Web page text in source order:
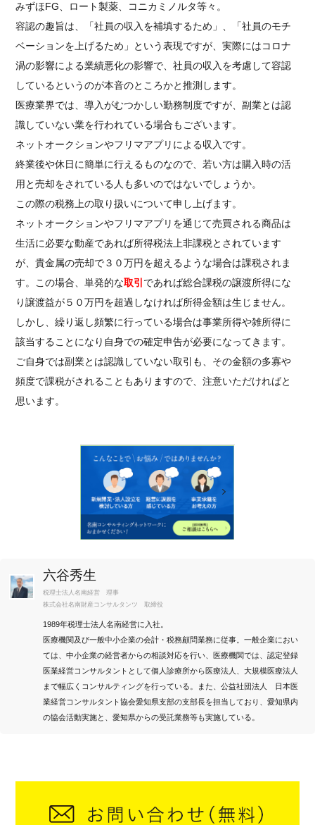
みずほFG、ロート製薬、コニカミノルタ等々。
容認の趣旨は、「社員の収入を補填するため」、「社員のモチ
ベーションを上げるため」という表現ですが、実際にはコロナ
渦の影響による業績悪化の影響で、社員の収入を考慮して容認
しているというのが本音のところかと推測します。
医療業界では、導入がむつかしい勤務制度ですが、副業とは認
識していない業を行われている場合もございます。
ネットオークションやフリマアプリによる収入です。
終業後や休日に簡単に行えるものなので、若い方は購入時の活
用と売却をされている人も多いのではないでしょうか。
この際の税務上の取り扱いについて申し上げます。
ネットオークションやフリマアプリを通じて売買される商品は
生活に必要な動産であれば所得税法上非課税とされています
が、貴金属の売却で３０万円を超えるような場合は課税されま
す。この場合、単発的な取引 であれば総合課税の譲渡所得にな
り譲渡益が５０万円を超過しなければ所得金額は生じません。
しかし、繰り返し頻繁に行っている場合は事業所得や雑所得に
該当することになり自身での確定申告が必要になってきます。
ご自身では副業とは認識していない取引も、その金額の多寡や
頻度で課税がされることもありますので、注意いただければと
思います。
六谷秀生
税理士法人名南経営 理事
株式会社名南財産コンサルタンツ 取締役
1989年税理士法人名南経営に入社。
医療機関及び一般中小企業の会計・税務顧問業務に従事。一般企業におい
ては、中小企業の経営者からの相談対応を行い、医療機関では、認定登録
医業経営コンサルタントとして個人診療所から医療法人、大規模医療法人
まで幅広くコンサルティングを行っている。また、公益社団法人 日本医
業経営コンサルタント協会愛知県支部の支部長を担当しており、愛知県内
の協会活動実施と、愛知県からの受託業務等も実施している。